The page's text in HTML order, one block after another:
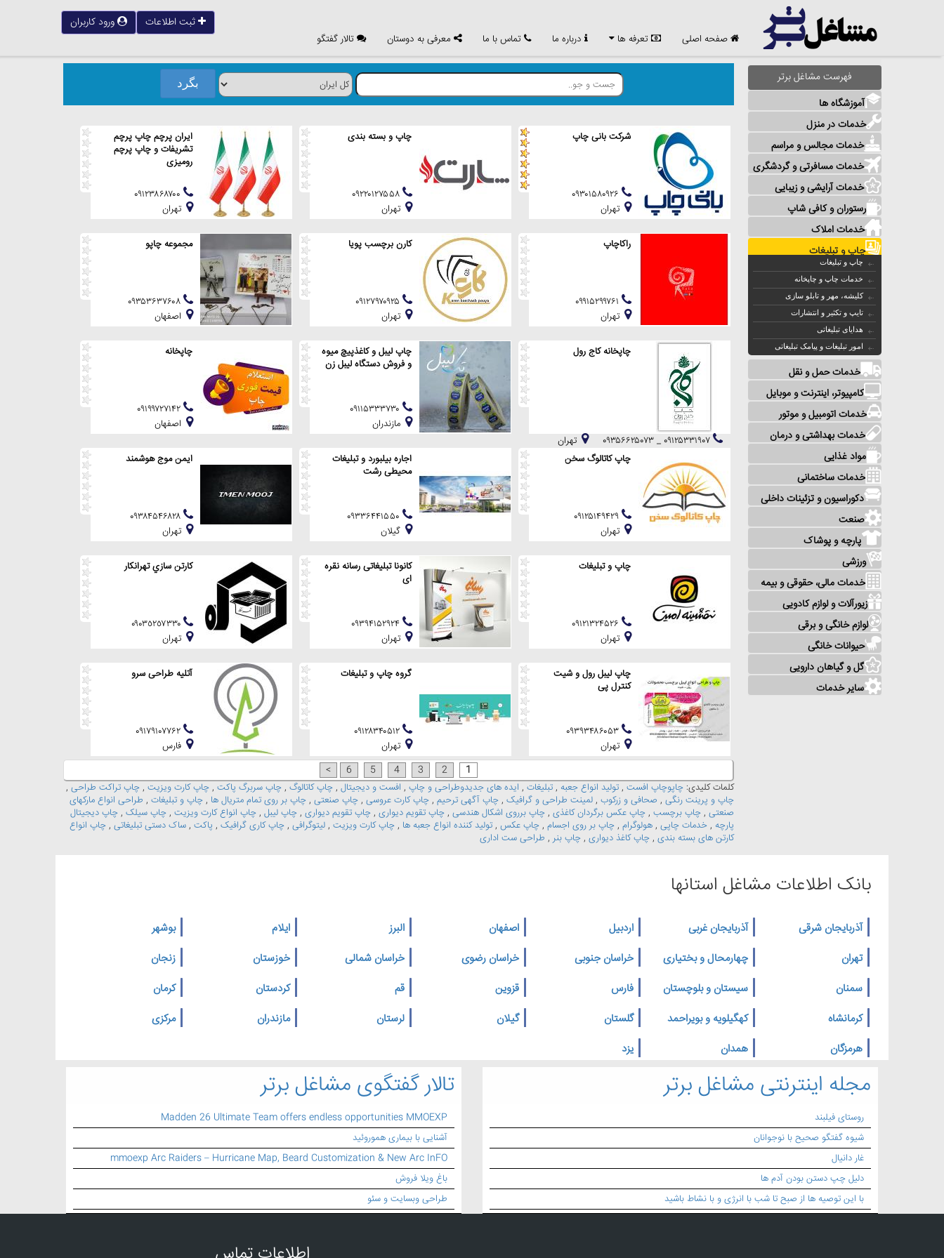
صفحه اصلی تعرفه ها درباره ما تماس با ما معرفی به دوستان تالار گفتگو
ثبت اطلاعات ورود کاربران
فهرست مشاغل برتر
آموزشگاه ها
خدمات در منزل
خدمات مجالس و مراسم
خدمات مسافرتی و گردشگری
خدمات آرایشی و زیبایی
رستوران و کافی شاپ
خدمات املاک
چاپ و تبلیغات
چاپ و تبلیغات
خدمات چاپ و چاپخانه
کلیشه، مهر و تابلو سازی
تایپ و تکثیر و انتشارات
هدایای تبلیغاتی
امور تبلیغات و پیامک تبلیغاتی
خدمات حمل و نقل
کامپیوتر، اینترنت و موبایل
خدمات اتومبیل و موتور
خدمات بهداشتی و درمان
مواد غذایی
خدمات ساختمانی
دکوراسیون و تزئینات داخلی
صنعت
پارچه و پوشاک
ورزشی
خدمات مالی، حقوقی و بیمه
زیورآلات و لوازم کادویی
لوازم خانگی و برقی
حیوانات خانگی
گل و گیاهان دارویی
سایر خدمات
شرکت بانی چاپ
تهران
چاپ و بسته بندی
تهران
ایران پرچم چاپ پرچم
تشریفات و چاپ پرچم
رومیزی
تهران
راکاچاپ
تهران
کارن برچسب پویا
تهران
مجموعه چاپو
اصفهان
چاپخانه کاج رول
تهران
چاپ لیبل و کاغذپیچ میوه
و فروش دستگاه لیبل زن
مازندران
چاپخانه
اصفهان
چاپ کاتالوگ سخن
تهران
اجاره بیلبورد و تبلیغات
محیطی رشت
گيلان
ایمن موج هوشمند
تهران
چاپ و تبلیغات
تهران
کانونا تبلیغاتی رسانه نقره
ای
تهران
كارتن سازي تهرانكار
تهران
چاپ لیبل رول و شیت
کنترل پی
تهران
گروه چاپ و تبلیغات
تهران
آتلیه طراحی سرو
فارس
1
2
3
4
5
6
>
کلمات کلیدی: چاپوچاپ افست , تولید انواع جعبه , تبلیغات , ایده های جدیدوطراحی و چاپ , افست و دیجیتال , چاپ کاتالوگ , چاپ سربرگ پاکت , چاپ کارت ویزیت , چاپ تراکت طراحی ,
چاپ و پرینت رنگی , صحافی و زرکوب , لمینت طراحی و گرافیک , چاپ آگهی ترحیم , چاپ کارت عروسی , چاپ صنعتی , چاپ بر روی تمام متریال ها , چاپ و تبلیغات , طراحی انواع مارکهای
صنعتی , چاپ برچسب , چاپ عکس برگردان کاغذی , چاپ برروی اشکال هندسی , چاپ تقویم دیواری , چاپ تقویم دیواری , چاپ لیبل , چاپ انواع کارت ویزیت , چاپ سیلک , چاپ دیجیتال
پارچه , خدمات چاپی , هولوگرام , چاپ بر روی اجسام , چاپ عکس , تولید کننده انواع جعبه ها , چاپ کارت ویزیت , لیتوگرافی , چاپ کاری گرافیک , پاکت , ساک دستی تبلیغاتی , چاپ انواع
کارتن های بسته بندی , چاپ کاغذ دیواری , چاپ بنر , طراحی ست اداری
بانک اطلاعات مشاغل استانها
آذربایجان شرقی آذربایجان غربی اردبیل اصفهان البرز ایلام
بوشهر
تهران
چهارمحال و بختیاری خراسان جنوبی خراسان رضوی خراسان شمالی خوزستان
زنجان
سمنان
سیستان و بلوچستان فارس قزوین قم کردستان
کرمان
کرمانشاه
کهگیلویه و بویراحمد گلستان گیلان لرستان مازندران
مرکزی
هرمزگان
همدان یزد
تالار گفتگوی مشاغل برتر
Madden 26 Ultimate Team offers endless opportunities MMOEXP
آشنایی با بیماری هموروئید
mmoexp Arc Raiders – Hurricane Map, Beard Customization & New Arc InFO
باغ ویلا فروش
طراحی وبسایت و سئو
مجله اینترنتی مشاغل برتر
روستای فیلبند
شیوه گفتگو صحیح با نوجوانان
غار دانیال
دلیل چپ دستن بودن آدم ها
با این توصیه ها از صبح تا شب با انرژی و با نشاط باشید